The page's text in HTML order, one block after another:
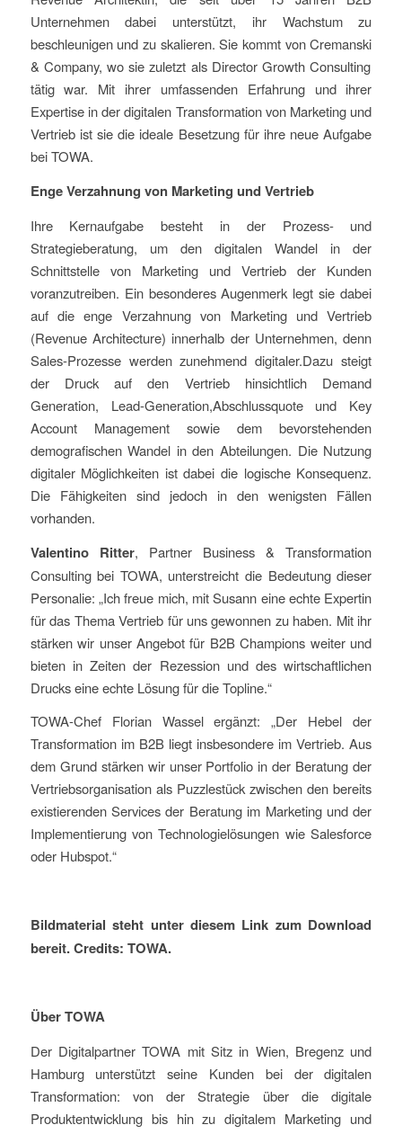
Unternehmen dabei unterstützt, ihr Wachstum zu
beschleunigen und zu skalieren. Siekommt vonCremanski
& Company, wo siezuletzt als Director Growth Consulting
tätig war. Mit ihrer umfassenden Erfahrung und ihrer
Expertise in der digitalen Transformationvon Marketing und
Vertriebist sie die ideale Besetzung für ihre neueAufgabe
bei TOWA.
Enge Verzahnung von Marketing und Vertrieb
Ihre Kernaufgabe besteht in der Prozess- und
Strategieberatung, um den digitalen Wandel in der
Schnittstelle von Marketing und Vertrieb der Kunden
voranzutreiben. Ein besonderes Augenmerk legt sie dabei
auf die enge Verzahnung von Marketing und Vertrieb
(Revenue Architecture) innerhalb der Unternehmen, denn
Sales-Prozesse werden zunehmend digitaler.Dazu steigt
der Druck auf den Vertrieb hinsichtlich Demand
Generation, Lead-Generation,Abschlussquote und Key
Account Management sowie dem bevorstehenden
demografischen Wandel in den Abteilungen. Die Nutzung
digitaler Möglichkeiten ist dabei die logische Konsequenz.
Die Fähigkeiten sind jedoch in den wenigsten Fällen
vorhanden.
Valentino Ritter, Partner Business & Transformation
Consulting bei TOWA, unterstreicht die Bedeutung dieser
Personalie: „Ich freue mich, mit Susann eine echte Expertin
für das Thema Vertrieb für uns gewonnen zu haben. Mit ihr
stärken wir unser Angebot für B2B Champions weiter und
bieten in Zeiten der Rezession und des wirtschaftlichen
Drucks eine echte Lösung für die Topline.“
TOWA-Chef Florian Wasselergänzt: „Der Hebel der
Transformation im B2B liegt insbesondere im Vertrieb. Aus
dem Grund stärken wir unser Portfolio in der Beratung der
Vertriebsorganisation als Puzzlestück zwischen den bereits
existierenden Services der Beratung im Marketing und der
Implementierung von Technologielösungen wie Salesforce
oder Hubspot.“
Bildmaterialsteht unter diesem Link zumDownload
bereit. Credits: TOWA.
Über TOWA
Der Digitalpartner TOWA mit Sitz in Wien, Bregenz und
Hamburg unterstützt seine Kunden bei der digitalen
Transformation: von der Strategie über die digitale
Produktentwicklung bis hin zu digitalem Marketing und